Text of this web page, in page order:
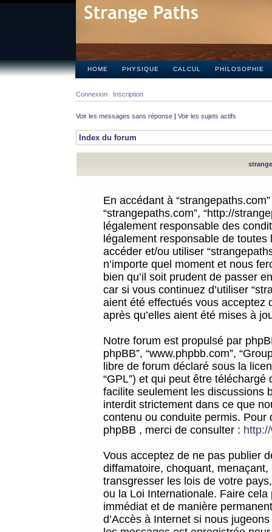
HOME PHYSIQUE CALCUL PHILOSOPHIE
Connexion Inscription
Voir les messages sans réponse | Voir les sujets actifs
Index du forum
En accédant à
“strangepaths.com”, “http://
légalement responsable des
légalement responsable de
accéder et/ou utiliser
n’importe quel moment et nous
bien qu’il soit prudent de passer
car si vous continuez d’utiliser
aient été effectués vous acceptez
après qu’elles aient été mises à
Notre forum est propulsé par
phpBB”, “www.phpbb.com”,
libre de forum déclaré sous la
“GPL”) et qui peut être téléchargé
facilite seulement les discussions
interdit strictement dans ce que
contenu ou conduite permis.
phpBB , merci de consulter :
Vous acceptez de ne pas publier
diffamatoire, choquant,
transgresser les lois de votre
ou la Loi Internationale. Faire
immédiat et de manière
d’Accès à Internet si nous